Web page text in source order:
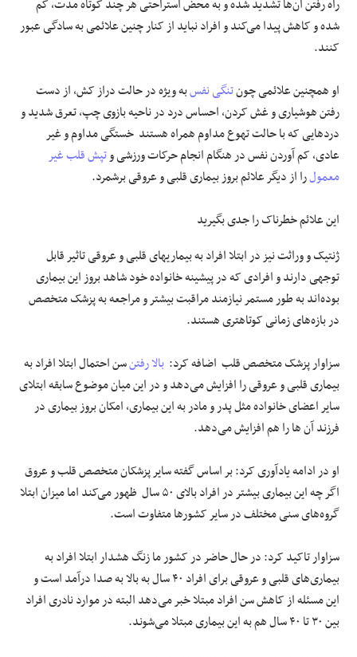
راه رفتن آن‌ها تشدید شده و به محض استراحتی هر چند کوتاه مدت، کم
شده و کاهش پیدا می‌کند و افراد نباید از کنار چنین علائمی به سادگی عبور
کنند.
او همچنین علائمی چونتنگی نفسبه ویژه در حالت دراز کش، از دست
رفتن هوشیاری و غش کردن، احساس درد در ناحیه بازوی چپ، تعرق شدید و
دردهایی که با حالت تهوع مداوم همراه هستند خستگی مداوم و غیر
عادی، کم آوردن نفس در هنگام انجام حرکات ورزشی وتپش قلبغیر
معمولرا از دیگر علائم بروز بیماری قلبی و عروقی برشمرد.
این علائم خطرناک را جدی بگیرید
ژنتیک و وراثت نیز در ابتلا افراد به بیماریهای قلبی و عروقی تاثیر قابل
توجهی دارند و افرادی که در پیشینه خانواده خود شاهد بروز این بیماری
بوده‌اند به طور مستمر نیازمند مراقبت بیشتر و مراجعه به پزشک متخصص
در بازه‌های زمانی کوتاهتری هستند.
سزاوار پزشک متخصص قلب اضافه کرد:بالا رفتنسن احتمال ابتلا افراد به
بیماری قلبی و عروقی را افزایش می‌دهد و در این میان موضوع سابقه ابتلای
سایر اعضای خانواده مثل پدر و مادر به این بیماری، امکان بروز بیماری در
فرزند آن ‌ها را هم افزایش می‌دهد.
او در ادامه یادآوری کرد: بر اساس گفته سایر پزشکان متخصص قلب و عروق
اگر چه این بیماری بیشتر در افراد بالای ۵۰ سال ظهور می‌کند اما میزان ابتلا
گروه‌های سنی مختلف در سایر کشورها متفاوت است.
سزاوار تاکید کرد: در حال حاضر در کشور ما زنگ هشدار ابتلا افراد به
بیماری‌های قلبی و عروقی برای افراد ۴۰ سال به بالا به صدا درآمد است و
این مسئله از کاهش سن افراد مبتلا خبر می‌دهد البته در موارد نادری افراد
بین ۳۰ تا ۴۰ سال هم به این بیماری مبتلا می‌شوند.